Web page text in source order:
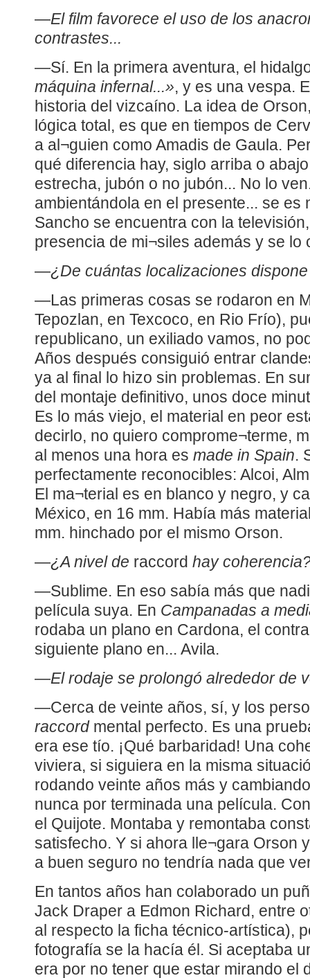
—El film favorece el uso de los
contrastes...
—Sí. En la primera aventura, el
máquina infernal...», y es una vespa.
historia del vizcaíno. La idea de
lógica total, es que en tiempos de
a al¬guien como Amadis de Gaula.
qué diferencia hay, siglo arriba o
estrecha, jubón o no jubón... No lo
ambientándola en el presente... se es
Sancho se encuentra con la
presencia de mi¬siles además y se lo
—¿De cuántas localizaciones
—Las primeras cosas se rodaron en
Tepozlan, en Texcoco, en Rio Frío),
republicano, un exiliado vamos, no
Años después consiguió entrar
ya al final lo hizo sin problemas. En
del montaje definitivo, unos doce
Es lo más viejo, el material en peor
decirlo, no quiero comprome¬terme,
al menos una hora es made in Spain.
perfectamente reconocibles: Alcoi,
El ma¬terial es en blanco y negro, y
México, en 16 mm. Había más
mm. hinchado por el mismo Orson.
—¿A nivel de raccord hay
—Sublime. En eso sabía más que
película suya. En Campanadas a
rodaba un plano en Cardona, el
siguiente plano en... Avila.
—El rodaje se prolongó alrededor de
—Cerca de veinte años, sí, y los
raccordmental perfecto. Es una
era ese tío. ¡Qué barbaridad! Una
viviera, si siguiera en la misma
rodando veinte años más y
nunca por terminada una película.
el Quijote. Montaba y remontaba
satisfecho. Y si ahora lle¬gara Orson
a buen seguro no tendría nada que
En tantos años han colaborado un
Jack Draper a Edmon Richard, entre
al respecto la ficha técnico-artística),
fotografía se la hacía él. Si aceptaba
era por no tener que estar mirando el